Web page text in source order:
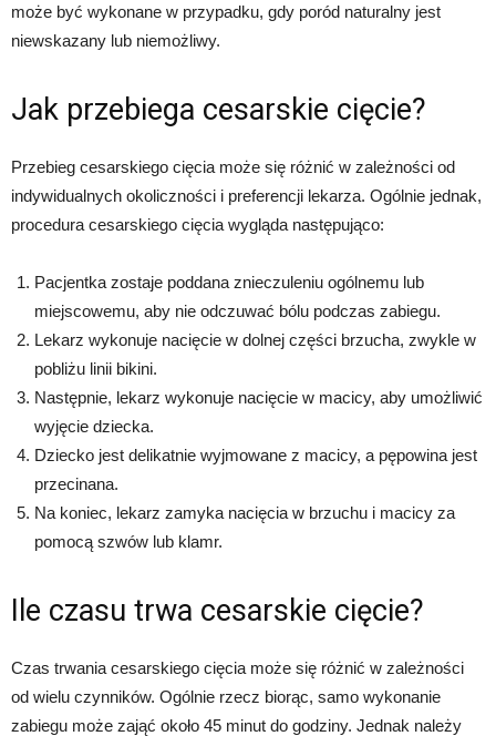
może być wykonane w przypadku, gdy poród naturalny jest
niewskazany lub niemożliwy.
Jak przebiega cesarskie cięcie?
Przebieg cesarskiego cięcia może się różnić w zależności od
indywidualnych okoliczności i preferencji lekarza. Ogólnie jednak,
procedura cesarskiego cięcia wygląda następująco:
Pacjentka zostaje poddana znieczuleniu ogólnemu lub
miejscowemu, aby nie odczuwać bólu podczas zabiegu.
Lekarz wykonuje nacięcie w dolnej części brzucha, zwykle w
pobliżu linii bikini.
Następnie, lekarz wykonuje nacięcie w macicy, aby umożliwić
wyjęcie dziecka.
Dziecko jest delikatnie wyjmowane z macicy, a pępowina jest
przecinana.
Na koniec, lekarz zamyka nacięcia w brzuchu i macicy za
pomocą szwów lub klamr.
Ile czasu trwa cesarskie cięcie?
Czas trwania cesarskiego cięcia może się różnić w zależności
od wielu czynników. Ogólnie rzecz biorąc, samo wykonanie
zabiegu może zająć około 45 minut do godziny. Jednak należy